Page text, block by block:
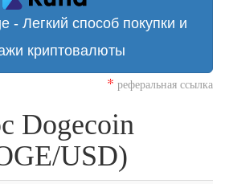
- Легкий способ покупки и
криптовалюты
* реферальная ссылка
Dogecoin
USD)